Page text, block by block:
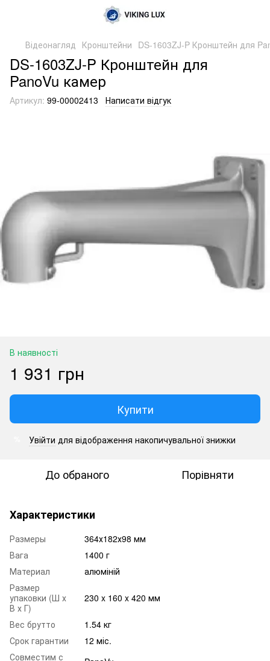
Відеонагляд Кронштейни DS-1603ZJ-P Кронштейн для
DS-1603ZJ-P Кронштейн для
PanoVu камер
Артикул: 99-00002413 Написати відгук
В наявності
1 931 грн
Купити
Увійти для відображення накопичувальної знижки
До обраного Порівняти
Характеристики
Размеры
364х182х98 мм
Вага
1400 г
Материал
алюміній
Размер
упаковки (Ш х
В х Г)
230 x 160 x 420 мм
Вес брутто
1.54 кг
Срок гарантии
12 міс.
Совместим с